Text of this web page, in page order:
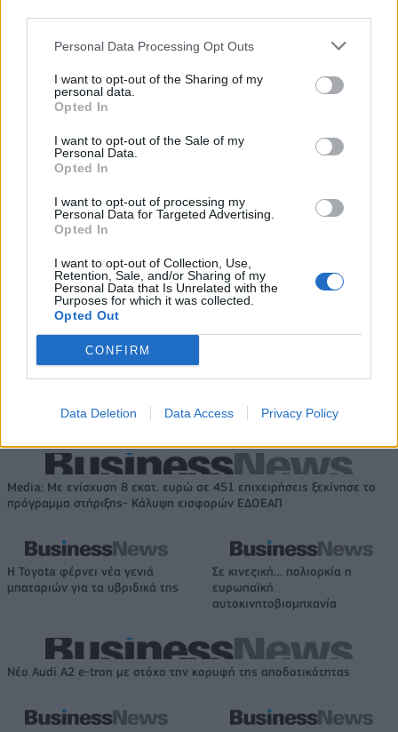
Personal Data Processing Opt Outs
I want to opt-out of the Sharing of my
personal data.
Opted In
I want to opt-out of the Sale of my
Personal Data.
Opted In
I want to opt-out of processing my
Personal Data for Targeted Advertising.
Opted In
I want to opt-out of Collection, Use,
Retention, Sale, and/or Sharing of my
Personal Data that Is Unrelated with the
Purposes for which it was collected.
Opted Out
CONFIRM
Data Deletion Data Access Privacy Policy
μετά τη νίκη επί της Δανίας και
πριν από τον ημιτελικό με τη
Νορβηγία
Όμιλος ΔΕΗ: Νέα συμφωνία για
Ουγγαρία
Fourlis: Συμφωνία για την πώληση συμμετοχής στο Sofia South Ring
Mall έναντι 49,35 εκατ. ευρώ
Χρηματιστήριο Αθηνών:
κέρδη 23,31% από τις αρχές
του έτους
Γιάννης Αλαφούζος επιστρέφει
Media: Με ενίσχυση 8 εκατ. ευρώ σε 451 επιχειρήσεις ξεκίνησε το
πρόγραμμα στήριξης- Κάλυψη εισφορών ΕΔΟΕΑΠ
Η Toyota φέρνει νέα γενιά
μπαταριών για τα υβριδικά της
Σε κινεζική… πολιορκία η
ευρωπαϊκή
αυτοκινητοβιομηχανία
Νέο Audi A2 e-tron με στόχο την κορυφή της αποδοτικότητας